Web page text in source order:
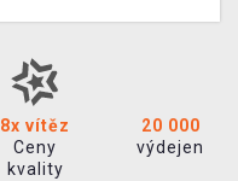
8x vítěz
Ceny
kvality
20 000
výdejen